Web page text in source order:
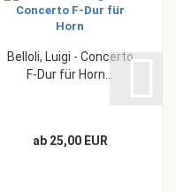
Belloli, Luigi - Concerto
F-Dur für Horn...
ab 25,00 EUR